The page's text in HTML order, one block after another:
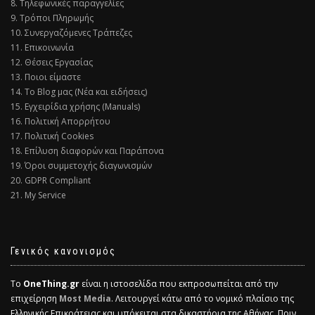
8. Τηλεφωνικές παραγγελίες
9. Τρόποι Πληρωμής
10. Συνεργαζόμενες Τράπεζες
11. Επικοινωνία
12. Θέσεις Εργασίας
13. Ποιοι είμαστε
14. Το Blog μας (Νέα και ειδήσεις)
15. Εγχειρίδια χρήσης (Manuals)
16. Πολιτική Απορρήτου
17. Πολιτική Cookies
18. Επίλυση διαφορών και Παράπονα
19. Όροι συμμετοχής διαγωνισμών
20. GDPR Compliant
21. My Service
Γενικός κανονισμός
Το OneThing.gr είναι η ιστοσελίδα που εκπροσωπείται από την
επιχείρηση Most Media. Λειτουργεί κάτω από το νομικό πλαίσιο της